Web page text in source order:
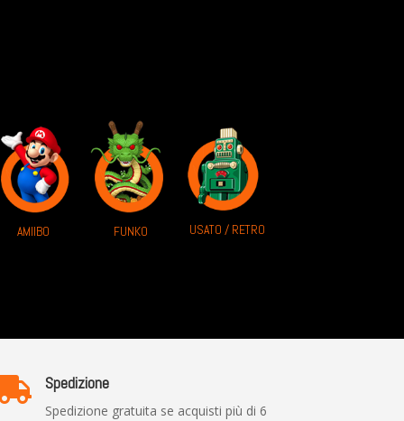
AMIIBO FUNKO USATO / RETRO
Spedizione
Spedizione gratuita se acquisti più di 6